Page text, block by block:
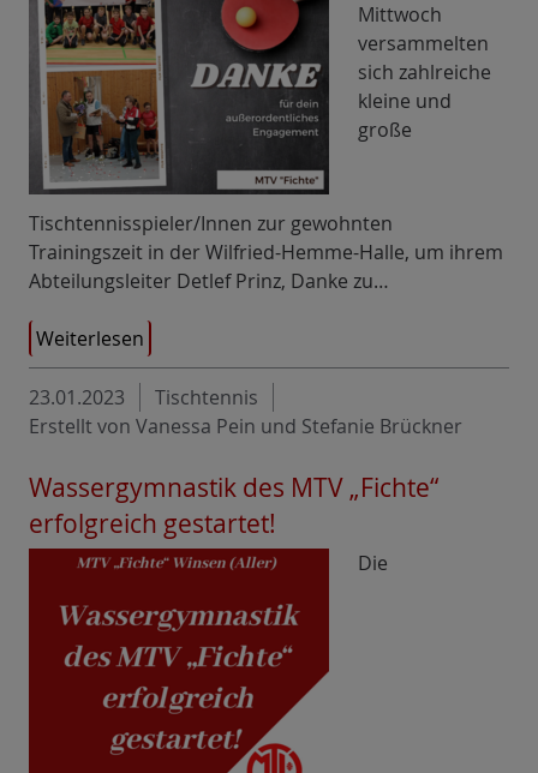
Mittwoch
versammelten
sich zahlreiche
kleine und
große
Tischtennisspieler/Innen zur gewohnten
Trainingszeit in der Wilfried-Hemme-Halle, um ihrem
Abteilungsleiter Detlef Prinz, Danke zu…
Weiterlesen
23.01.2023
Tischtennis
Erstellt von Vanessa Pein und Stefanie Brückner
Wassergymnastik des MTV „Fichte“
erfolgreich gestartet!
Die